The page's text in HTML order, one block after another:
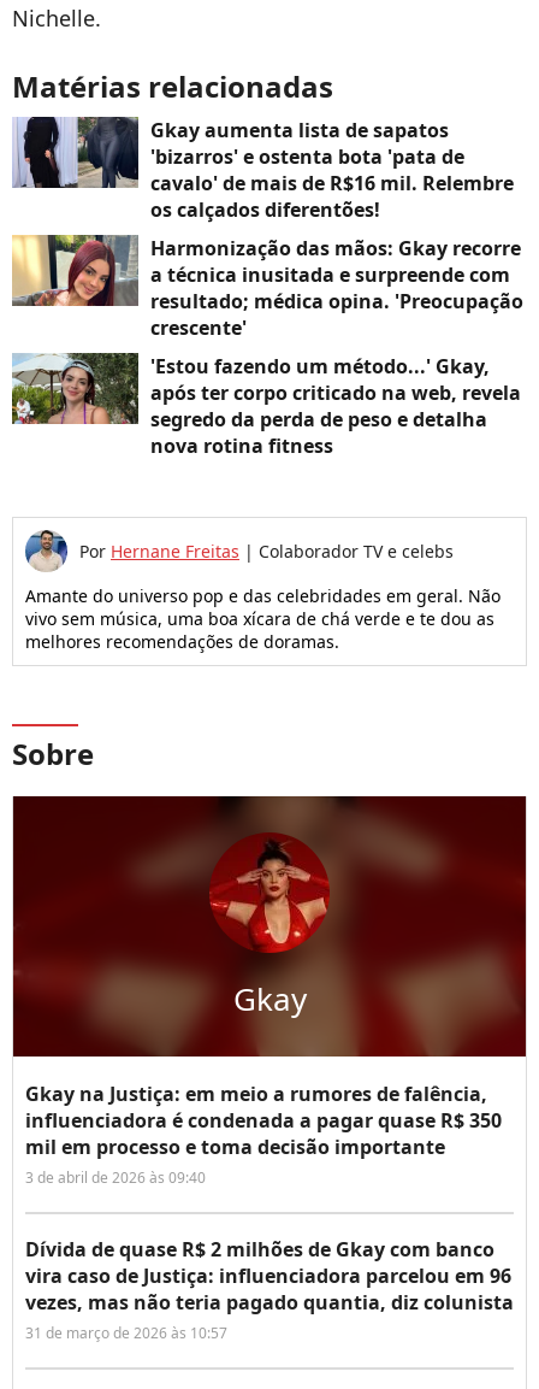
Nichelle.
Matérias relacionadas
Gkay aumenta lista de sapatos
'bizarros' e ostenta bota 'pata de
cavalo' de mais de R$16 mil. Relembre
os calçados diferentões!
Harmonização das mãos: Gkay recorre
a técnica inusitada e surpreende com
resultado; médica opina. 'Preocupação
crescente'
'Estou fazendo um método...' Gkay,
após ter corpo criticado na web, revela
segredo da perda de peso e detalha
nova rotina fitness
Por Hernane Freitas | Colaborador TV e celebs
Amante do universo pop e das celebridades em geral. Não
vivo sem música, uma boa xícara de chá verde e te dou as
melhores recomendações de doramas.
Sobre
Gkay
Gkay na Justiça: em meio a rumores de falência,
influenciadora é condenada a pagar quase R$ 350
mil em processo e toma decisão importante
3 de abril de 2026 às 09:40
Dívida de quase R$ 2 milhões de Gkay com banco
vira caso de Justiça: influenciadora parcelou em 96
vezes, mas não teria pagado quantia, diz colunista
31 de março de 2026 às 10:57